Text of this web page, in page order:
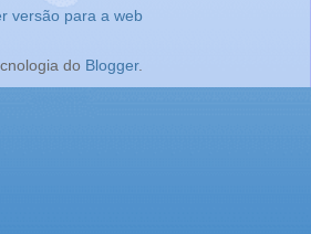
versão para a web
do Blogger.